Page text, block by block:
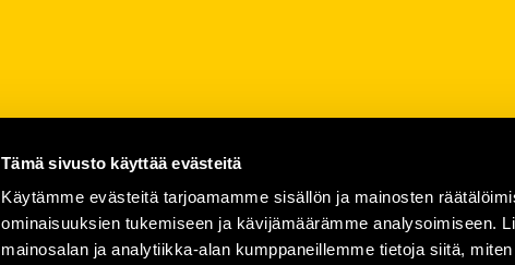
Tämä sivusto käyttää evästeitä
Käytämme evästeitä tarjoamamme sisällön ja mainosten
ominaisuuksien tukemiseen ja kävijämäärämme analysoimiseen.
mainosalan ja analytiikka-alan kumppaneillemme tietoja siitä,